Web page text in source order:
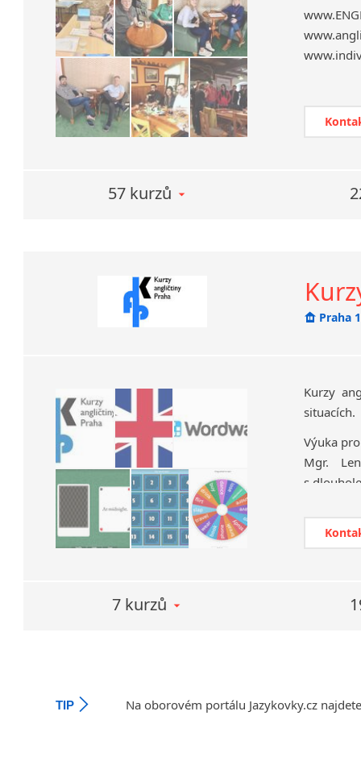
výukový
Vám
mluvčí.
zběhlejší
57 kurzů
Praha
Kurzy
situacích.
Výuka
Mgr.
s
7 kurzů
TIP Na oborovém portálu Jazykovky.cz